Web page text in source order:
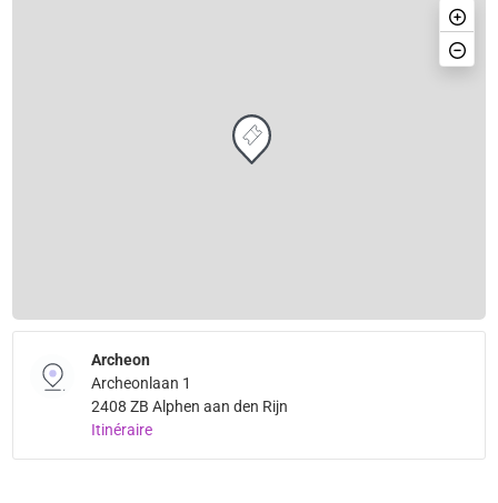
Archeon
Archeonlaan 1
2408 ZB Alphen aan den Rijn
Itinéraire